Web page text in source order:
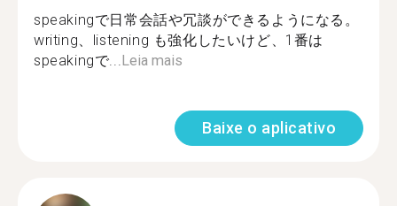
speakingで日常会話や冗談ができるようになる。
writing、listening も強化したいけど、1番は
speakingで...Leia mais
Baixe o aplicativo